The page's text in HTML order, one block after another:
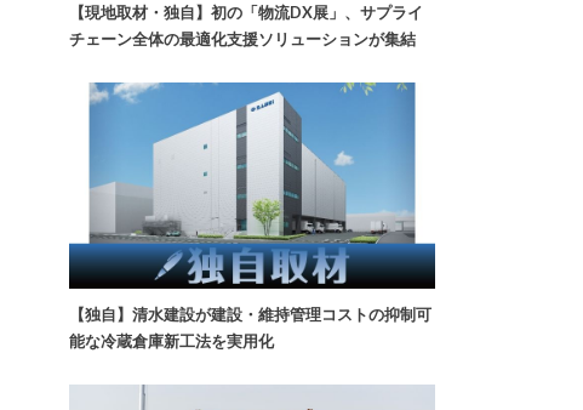
【現地取材・独自】初の「物流DX展」、サプライ
チェーン全体の最適化支援ソリューションが集結
【独自】清水建設が建設・維持管理コストの抑制可
能な冷蔵倉庫新工法を実用化